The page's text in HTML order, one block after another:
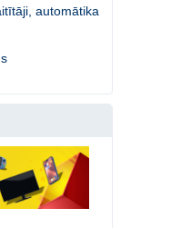
automātika